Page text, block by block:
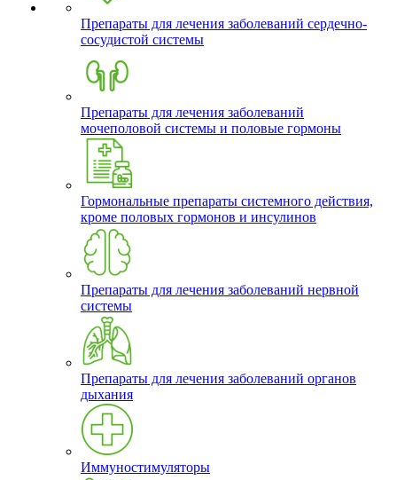
Препараты для лечения заболеваний сердечно-
сосудистой системы
Препараты для лечения заболеваний
мочеполовой системы и половые гормоны
Гормональные препараты системного действия,
кроме половых гормонов и инсулинов
Препараты для лечения заболеваний нервной
системы
Препараты для лечения заболеваний органов
дыхания
Иммуностимуляторы